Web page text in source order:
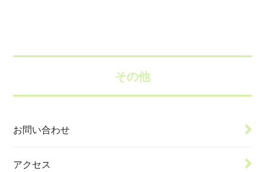
その他
お問い合わせ
アクセス